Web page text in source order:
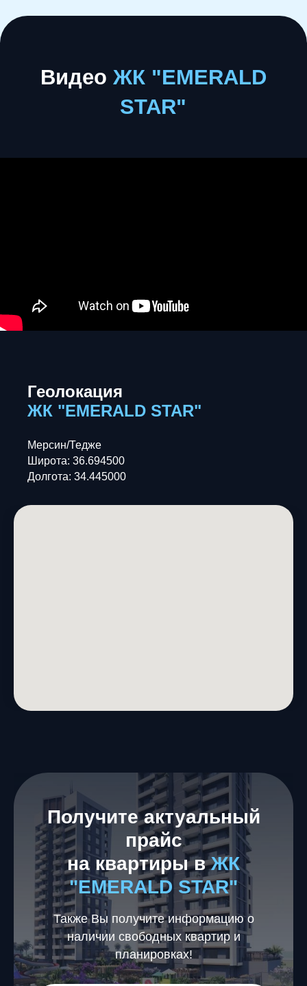
Геолокация
ЖК "EMERALD STAR"
Мерсин/Тедже
Широта: 36.694500
Долгота: 34.445000
Получите актуальный
прайс
на квартиры вЖК
"EMERALD STAR"
Также Вы получите информацию о
наличии свободных квартир и
планировках!